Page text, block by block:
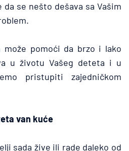
se nešto dešava sa Vašim
pomoći da brzo i lako
u životu Vašeg deteta i u
pristupiti zajedničkom
van kuće
sada žive ili rade daleko od